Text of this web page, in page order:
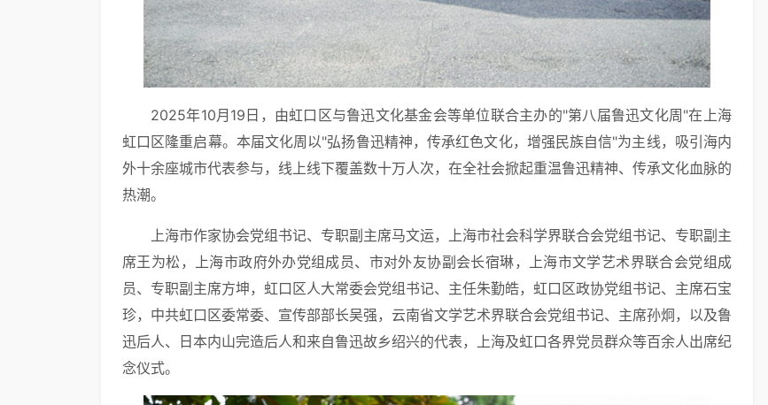
2025年10月19日，由虹口区与鲁迅文化基金会等单位联合主办的"第八届鲁迅文化周"在上海
虹口区隆重启幕。本届文化周以"弘扬鲁迅精神，传承红色文化，增强民族自信"为主线，吸引海内
外十余座城市代表参与，线上线下覆盖数十万人次，在全社会掀起重温鲁迅精神、传承文化血脉的
热潮。
上海市作家协会党组书记、专职副主席马文运，上海市社会科学界联合会党组书记、专职副主
席王为松，上海市政府外办党组成员、市对外友协副会长宿琳，上海市文学艺术界联合会党组成
员、专职副主席方坤，虹口区人大常委会党组书记、主任朱勤皓，虹口区政协党组书记、主席石宝
珍，中共虹口区委常委、宣传部部长吴强，云南省文学艺术界联合会党组书记、主席孙炯，以及鲁
迅后人、日本内山完造后人和来自鲁迅故乡绍兴的代表，上海及虹口各界党员群众等百余人出席纪
念仪式。